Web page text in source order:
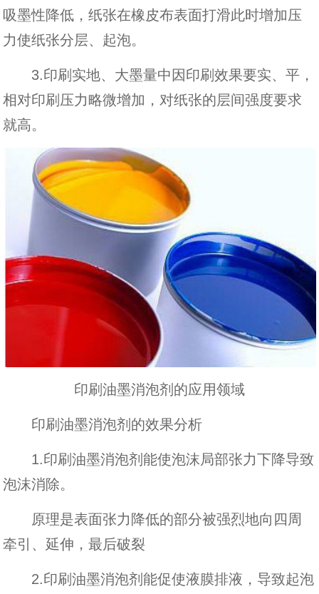
吸墨性降低，纸张在橡皮布表面打滑此时增加压
力使纸张分层、起泡。
3.印刷实地、大墨量中因印刷效果要实、平，
相对印刷压力略微增加，对纸张的层间强度要求
就高。
印刷油墨消泡剂的应用领域
印刷油墨消泡剂的效果分析
1.印刷油墨消泡剂能使泡沫局部张力下降导致
泡沫消除。
原理是表面张力降低的部分被强烈地向四周
牵引、延伸，最后破裂
2.印刷油墨消泡剂能促使液膜排液，导致起泡